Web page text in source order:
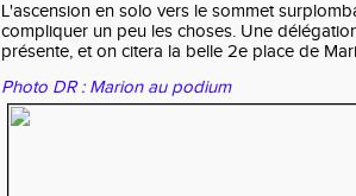
L'ascension en solo vers le sommet
compliquer un peu les choses. Une
présente, et on citera la belle 2e place de
Photo DR : Marion au podium